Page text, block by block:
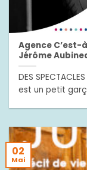
Agence C’est-
Jérôme
DES
est un petit
02
Mai